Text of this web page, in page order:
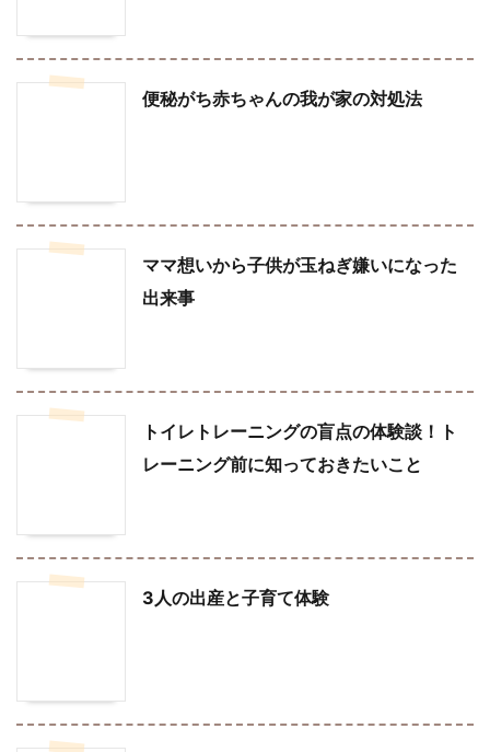
便秘がち赤ちゃんの我が家の対処法
ママ想いから子供が玉ねぎ嫌いになった
出来事
トイレトレーニングの盲点の体験談！ト
レーニング前に知っておきたいこと
3人の出産と子育て体験